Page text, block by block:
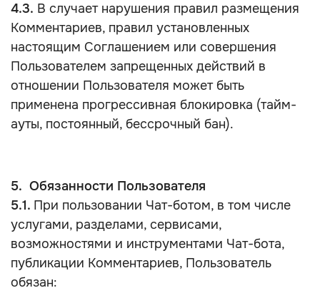
4.3. В случает нарушения правил размещения
Комментариев, правил установленных
настоящим Соглашением или совершения
Пользователем запрещенных действий в
отношении Пользователя может быть
применена прогрессивная блокировка (тайм-
ауты, постоянный, бессрочный бан).
5. Обязанности Пользователя
5.1. При пользовании Чат-ботом, в том числе
услугами, разделами, сервисами,
возможностями и инструментами Чат-бота,
публикации Комментариев, Пользователь
обязан: